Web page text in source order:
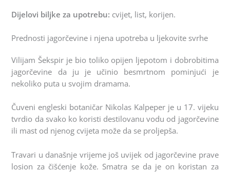
Dijelovi biljke za upotrebu: cvijet, list, korijen.
Prednosti jagorčevine i njena upotreba u ljekovite svrhe
Vilijam Šekspir je bio toliko opijen ljepotom i dobrobitima
jagorčevine da ju je učinio besmrtnom pominjući je
nekoliko puta u svojim dramama.
Čuveni engleski botaničar Nikolas Kalpeper je u 17. vijeku
tvrdio da svako ko koristi destilovanu vodu od jagorčevine
ili mast od njenog cvijeta može da se proljepša.
Travari u današnje vrijeme još uvijek od jagorčevine prave
losion za čišćenje kože. Smatra se da je on koristan za